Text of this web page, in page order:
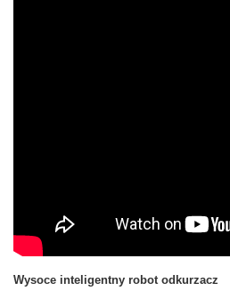
Wysoce inteligentny robot odkurzacz